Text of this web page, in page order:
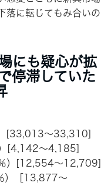
落に転じてもみ合いの
にも疑心が拡
停滞していた
[33,013～33,310]
～4,185]
[12,554～12,709]
［13,877～